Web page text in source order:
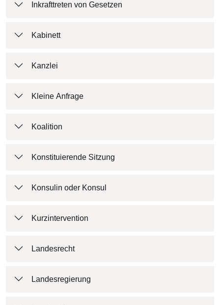
Inkrafttreten von Gesetzen
Kabinett
Kanzlei
Kleine Anfrage
Koalition
Konstituierende Sitzung
Konsulin oder Konsul
Kurzintervention
Landesrecht
Landesregierung